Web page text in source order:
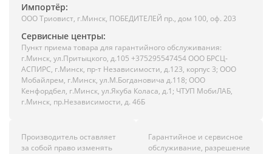
Импортёр:
ООО Триовист, г.Минск, ПОБЕДИТЕЛЕЙ пр., дом 100, оф. 203
Сервисные центры:
Пункт приема товара для гарантийного обслуживания:
г.Минск, ул.Притыцкого, д.105 +375295547454 ООО БРСЦ-
АСПИРС, г.Минск, пр-т Независимости, д.123, корпус 3; ООО
Мобайлрем, г.Минск, ул.М.Богдановича д.118; ООО
Кенфордбел, г.Минск, ул.Якуба Коласа, д.1; ЧТУП МобиЛАБ,
г.Минск, пр.Независимости, д. 46Б
Производитель оставляет
за собой право изменять
Гарантийное и сервисное
обслуживание, разрешение